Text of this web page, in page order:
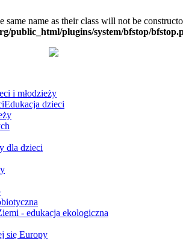
same name as their class will not be
public_html/plugins/system/bfstop/
i młodzieży
Edukacja dzieci
dla dzieci
- edukacja ekologiczna
się Europy